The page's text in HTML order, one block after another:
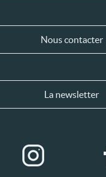
Nous contacter
La newsletter